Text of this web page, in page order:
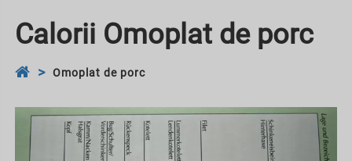
Calorii Omoplat de porc
Omoplat de porc